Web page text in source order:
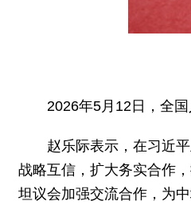
2026年5月12日，全
赵乐际表示，在习近
战略互信，扩大务实合作
坦议会加强交流合作，为